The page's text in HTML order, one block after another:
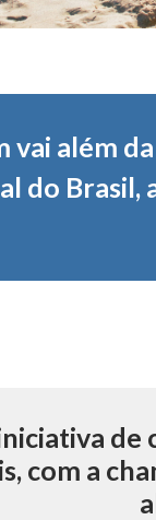
vai além
do Brasil,
com a